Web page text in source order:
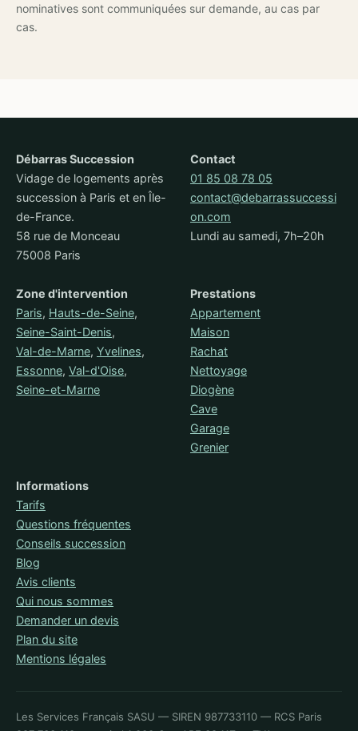
nominatives sont communiquées sur demande, au cas par
cas.
Débarras Succession
Vidage de logements après
succession à Paris et en Île-
de-France.
58 rue de Monceau
75008 Paris
Contact
01 85 08 78 05
contact@debarrassuccessi
on.com
Lundi au samedi, 7h–20h
Zone d'intervention
Paris, Hauts-de-Seine,
Seine-Saint-Denis,
Val-de-Marne, Yvelines,
Essonne, Val-d'Oise,
Seine-et-Marne
Prestations
Appartement
Maison
Rachat
Nettoyage
Diogène
Cave
Garage
Grenier
Informations
Tarifs
Questions fréquentes
Conseils succession
Blog
Avis clients
Qui nous sommes
Demander un devis
Plan du site
Mentions légales
Les Services Français SASU — SIREN 987733110 — RCS Paris